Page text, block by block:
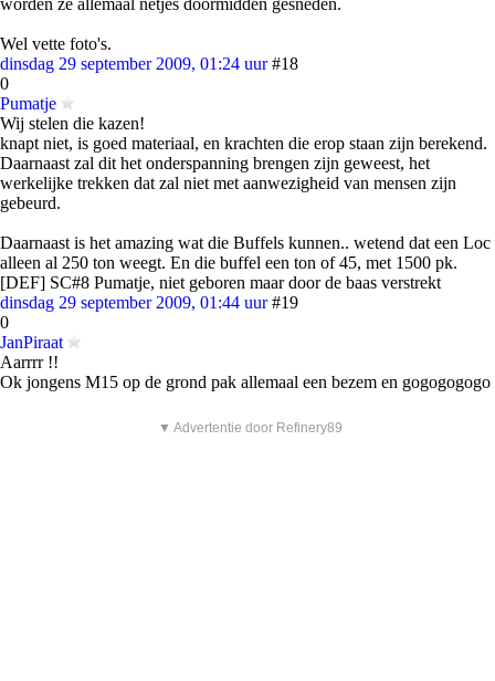
worden ze allemaal netjes doormidden gesneden.
Wel vette foto's.
dinsdag 29 september 2009, 01:24 uur #18
0
Pumatje
Wij stelen die kazen!
knapt niet, is goed materiaal, en krachten die erop staan zijn berekend.
Daarnaast zal dit het onderspanning brengen zijn geweest, het
werkelijke trekken dat zal niet met aanwezigheid van mensen zijn
gebeurd.
Daarnaast is het amazing wat die Buffels kunnen.. wetend dat een Loc
alleen al 250 ton weegt. En die buffel een ton of 45, met 1500 pk.
[DEF] SC#8 Pumatje, niet geboren maar door de baas verstrekt
dinsdag 29 september 2009, 01:44 uur #19
0
JanPiraat
Aarrrr !!
Ok jongens M15 op de grond pak allemaal een bezem en gogogogogo
▼ Advertentie door Refinery89